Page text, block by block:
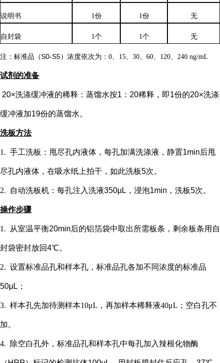
说明书 1份 1份 无
自封袋 1个 1个 无
注：标准品（S0-S5）浓度依次为： 0、15、30、60、120、240 ng/mL
试剂的准备
20×洗涤缓冲液的稀释：蒸馏水按1：20稀释，即1份的20×洗涤
缓冲液加19份的蒸馏水。
洗板方法
1. 手工洗板：甩尽孔内液体，每孔加满洗涤液，静置1min后甩
尽孔内液体，在吸水纸上拍干，如此洗板5次。
2. 自动洗板机：每孔注入洗液350μL，浸泡1min，洗板5次。
操作步骤
1. 从室温平衡20min后的铝箔袋中取出所需板条，剩余板条用自
封袋密封放回4℃。
2. 设置标准品孔和样本孔 ，标准品孔各加不同浓度的标准品
50μL；
3. 样本孔先加待测样本10μL，再加样本稀释液40μL； 空白孔不
加。
4. 除空白孔外， 标准品孔和样本孔中每孔加入辣根化物酶